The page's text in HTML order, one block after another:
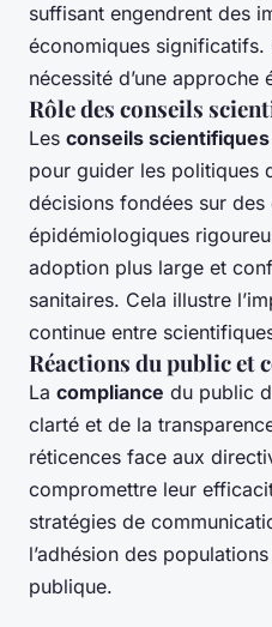
suffisant engendrent des
économiques significatifs.
nécessité d’une approche
Rôle des conseils
Les conseils scientifiques
pour guider les politiques
décisions fondées sur des
épidémiologiques
adoption plus large et
sanitaires. Cela illustre
continue entre
Réactions du public et
La compliance du public
clarté et de la
réticences face aux
compromettre leur
stratégies de
l’adhésion des
publique.